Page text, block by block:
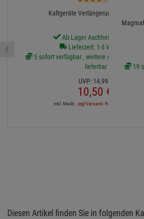
Kaltgeräte Verlängerungskabel, 5m
Ab Lager Aschheim lieferbar
Lieferzeit: 1-3 Werktage
5 sofort verfügbar , weitere Artikel ab
lieferbar
UVP: 14,99
10,50 €
inkl. MwSt. zzgl Versand - frei ab 90,-€ in DE
19
‹
Diesen Artikel finden Sie in folgenden